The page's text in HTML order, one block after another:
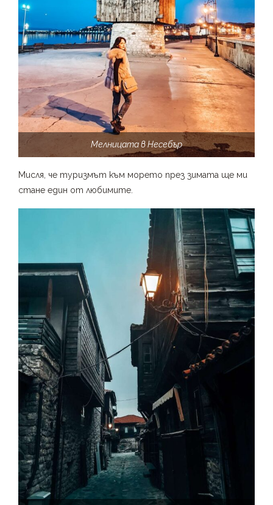
Мелницата в Несебър
Мисля, че туризмът към морето през зимата ще ми
стане един от любимите.